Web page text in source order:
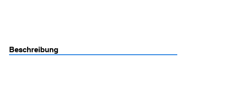
Beschreibung